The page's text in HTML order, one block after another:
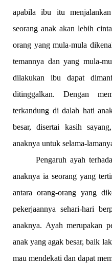
apabila ibu itu
seorang anak akan lebih
orang yang mula-mula
temannya dan yang mula-
dilakukan ibu dapat
ditinggalkan. Dengan
terkandung di dalah hati
besar, disertai kasih
anaknya untuk selama-
Pengaruh ayah
anaknya ia seorang yang
antara orang-orang yang
pekerjaannya sehari-hari
anaknya. Ayah merupakan
anak yang agak besar, baik
mau mendekati dan dapat